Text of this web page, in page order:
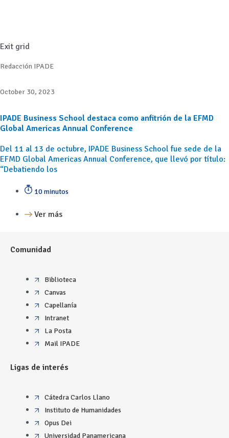
Exit grid
Redacción IPADE
October 30, 2023
IPADE Business School destaca como anfitrión de la EFMD
Global Americas Annual Conference
Del 11 al 13 de octubre, IPADE Business School fue sede de la
EFMD Global Americas Annual Conference, que llevó por título:
“Debatiendo los
10 minutos
Ver más
Comunidad
Biblioteca
Canvas
Capellanía
Intranet
La Posta
Mail IPADE
Ligas de interés
Cátedra Carlos Llano
Instituto de Humanidades
Opus Dei
Universidad Panamericana